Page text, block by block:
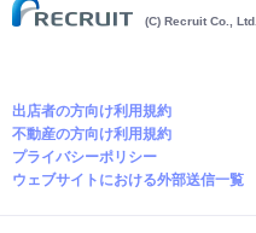
(C) Recruit Co., Ltd.
出店者の方向け利用規約
不動産の方向け利用規約
プライバシーポリシー
ウェブサイトにおける外部送信一覧